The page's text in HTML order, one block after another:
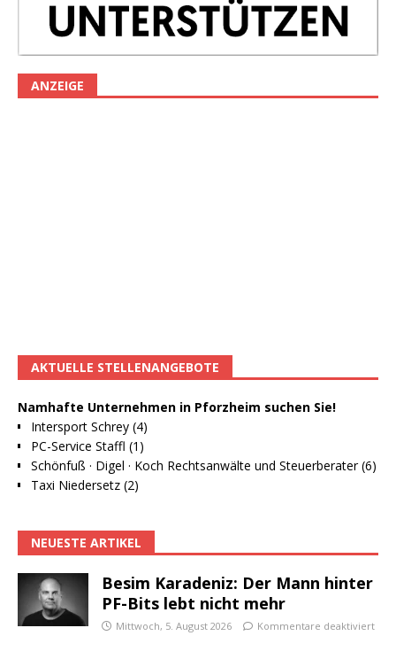
ANZEIGE
AKTUELLE STELLENANGEBOTE
Namhafte Unternehmen in Pforzheim suchen Sie!
Intersport Schrey (4)
PC-Service Staffl (1)
Schönfuß · Digel · Koch Rechtsanwälte und Steuerberater (6)
Taxi Niedersetz (2)
NEUESTE ARTIKEL
Besim Karadeniz: Der Mann hinter
PF-Bits lebt nicht mehr
Mittwoch, 5. August 2026 Kommentare deaktiviert